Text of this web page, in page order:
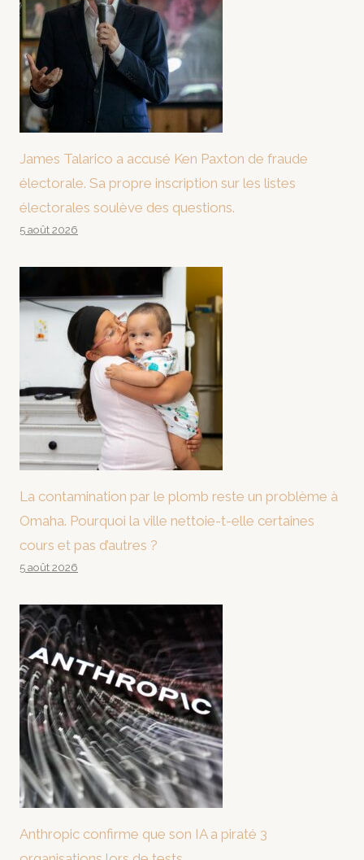
James Talarico a accusé Ken Paxton de fraude
électorale. Sa propre inscription sur les listes
électorales soulève des questions.
5 août 2026
La contamination par le plomb reste un problème à
Omaha. Pourquoi la ville nettoie-t-elle certaines
cours et pas d’autres ?
5 août 2026
Anthropic confirme que son IA a piraté 3